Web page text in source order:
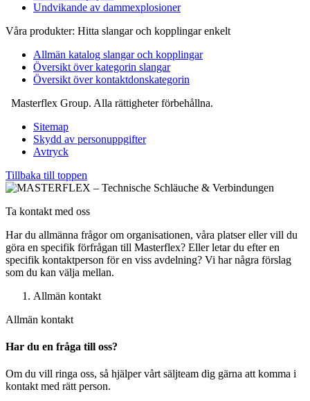
Undvikande av dammexplosioner
Våra produkter: Hitta slangar och kopplingar enkelt
Allmän katalog slangar och kopplingar
Översikt över kategorin slangar
Översikt över kontaktdonskategorin
Masterflex Group. Alla rättigheter förbehållna.
Sitemap
Skydd av personuppgifter
Avtryck
Tillbaka till toppen
Ta kontakt med oss
Har du allmänna frågor om organisationen, våra platser eller vill du
göra en specifik förfrågan till Masterflex? Eller letar du efter en
specifik kontaktperson för en viss avdelning? Vi har några förslag
som du kan välja mellan.
Allmän kontakt
Allmän kontakt
Har du en fråga till oss?
Om du vill ringa oss, så hjälper vårt säljteam dig gärna att komma i
kontakt med rätt person.